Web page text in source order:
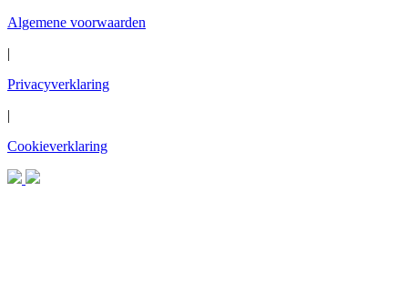
Algemene voorwaarden
|
Privacyverklaring
|
Cookieverklaring